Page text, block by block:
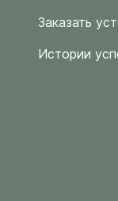
Заказать
Истории